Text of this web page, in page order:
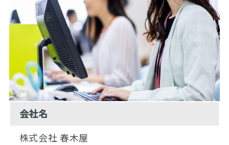
会社名
株式会社 春木屋